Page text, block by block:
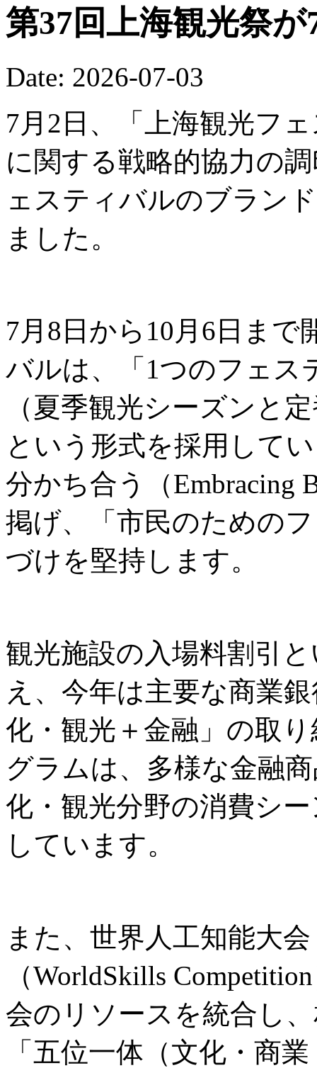
第37回上海観光祭
Date: 2026-07-03
7月2日、「上海観光フ
に関する戦略的協力の
ェスティバルのブラン
ました。
7月8日から10月6日ま
バルは、「1つのフェス
（夏季観光シーズンと
という形式を採用して
分かち合う（Embracing
掲げ、「市民のための
づけを堅持します。
観光施設の入場料割引
え、今年は主要な商業
化・観光＋金融」の取
グラムは、多様な金融
化・観光分野の消費シ
しています。
また、世界人工知能大
（WorldSkills
会のリソースを統合し
「五位一体（文化・商